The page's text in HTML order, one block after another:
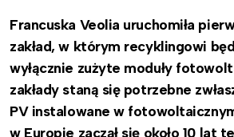
Francuska Veolia uruchomiła
zakład, w którym recyklingowi
wyłącznie zużyte moduły
zakłady staną się potrzebne
PV instalowane w
w Europie zaczął się około 10 lat